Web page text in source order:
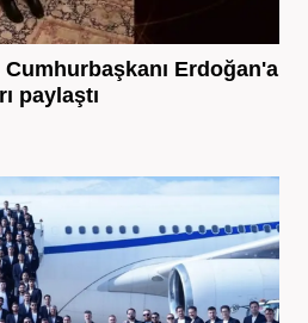
Cumhurbaşkanı Erdoğan'a
paylaştı